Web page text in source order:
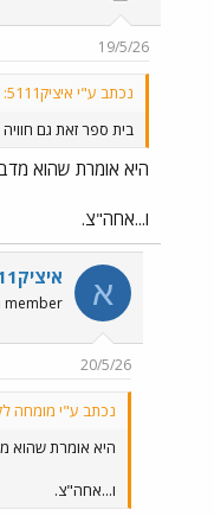
19/5/26
נכתב ע"י איציק5111:
בית ספר זאת גם
היא אומרת שהוא
ו...אחה"צ.
א איציק5111
member
20/5/26
נכתב ע"י מומחה
היא אומרת שהוא
ו...אחה"צ.